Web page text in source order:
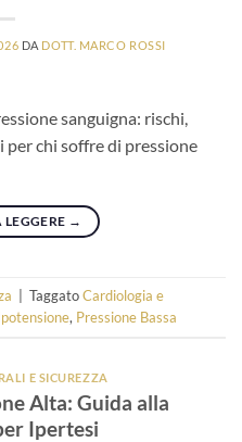
DA DOTT. MARCO ROSSI
sanguigna: rischi,
chi soffre di pressione
→
TaggatoCardiologia e
, Pressione Bassa
E SICUREZZA
Alta: Guida alla
Ipertesi